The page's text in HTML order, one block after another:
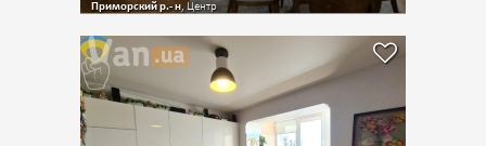
Приморский р.- н, Центр